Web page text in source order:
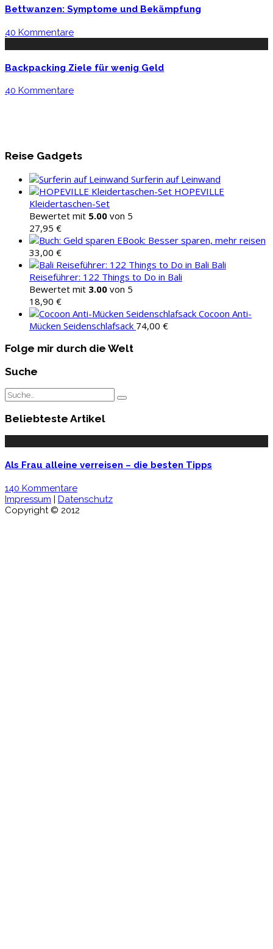
Bettwanzen: Symptome und Bekämpfung
40 Kommentare
Backpacking Ziele für wenig Geld
40 Kommentare
Reise Gadgets
Surferin auf Leinwand
HOPEVILLE
Kleidertaschen-Set
Bewertet mit 5.00 von 5
27,95 €
EBook: Besser sparen, mehr reisen
33,00 €
Bali
Reiseführer: 122 Things to Do in Bali
Bewertet mit 3.00 von 5
18,90 €
Cocoon Anti-
Mücken Seidenschlafsack 74,00 €
Folge mir durch die Welt
Suche
Beliebteste Artikel
Als Frau alleine verreisen – die besten Tipps
140 Kommentare
Impressum | Datenschutz
Copyright © 2012